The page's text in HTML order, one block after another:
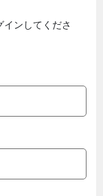
ンしてくださ